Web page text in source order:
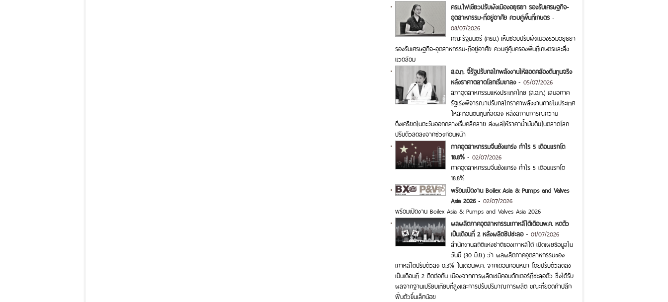
ครม.ไฟเขียวปรับผังเมืองอยุธยา รองรับเศรษฐกิจ-
อุตสาหกรรม-ที่อยู่อาศัย ควบคู่พื้นที่เกษตร -
08/07/2026
คณะรัฐมนตรี (ครม.) เห็นชอบปรับผังเมืองรวมอยุธยา
รองรับเศรษฐกิจ-อุตสาหกรรม-ที่อยู่อาศัย ควบคู่คุ้มครองพื้นที่เกษตรและสิ่ง
แวดล้อม
ส.อ.ท. จี้รัฐปรับกลไกพลังงานให้สอดคล้องต้นทุนจริง
หลังราคาตลาดโลกเริ่มขาลง- 05/07/2026
สภาอุตสาหกรรมแห่งประเทศไทย (ส.อ.ท.) เสนอภาค
รัฐเร่งพิจารณาปรับกลไกราคาพลังงานภายในประเทศ
ให้สะท้อนต้นทุนที่ลดลง หลังสถานการณ์ความ
ตึงเครียดในตะวันออกกลางเริ่มคลี่คลาย ส่งผลให้ราคาน้ำมันดิบในตลาดโลก
ปรับตัวลดลงจากช่วงก่อนหน้า
ภาคอุตสาหกรรมจีนยังแกร่ง กำไร 5 เดือนแรกโต
18.8% - 02/07/2026
ภาคอุตสาหกรรมจีนยังแกร่ง กำไร 5 เดือนแรกโต
18.8%
พร้อมเปิดงาน Boilex Asia & Pumps and Valves
Asia 2026- 02/07/2026
พร้อมเปิดงาน Boilex Asia & Pumps and Valves Asia 2026
ผลผลิตภาคอุตสาหกรรมเกาหลีใต้เดือนพ.ค. หดตัว
เป็นเดือนที่ 2 หลังผลิตชิปชะลอ- 01/07/2026
สำนักงานสถิติแห่งชาติของเกาหลีใต้ เปิดเผยข้อมูลใน
วันนี้ (30 มิ.ย.) ว่า ผลผลิตภาคอุตสาหกรรมของ
เกาหลีใต้ปรับตัวลง 0.3% ในเดือนพ.ค. จากเดือนก่อนหน้า โดยปรับตัวลดลง
เป็นเดือนที่ 2 ติดต่อกัน เนื่องจากการผลิตเซมิคอนดักเตอร์ที่ชะลอตัว ซึ่งได้รับ
ผลจากฐานเปรียบเทียบที่สูงและการปรับปริมาณการผลิต ขณะที่ยอดค้าปลีก
ฟื้นตัวขึ้นเล็กน้อย